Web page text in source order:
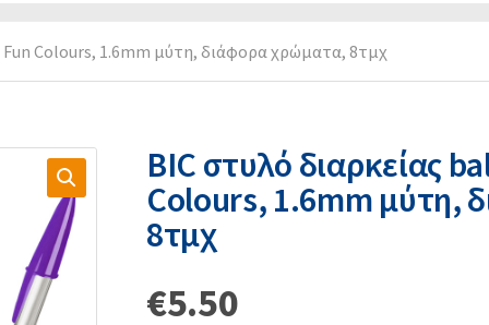
Colours, 1.6mm μύτη, διάφορα χρώματα, 8τμχ
BIC στυλό διαρκείας
Colours, 1.6mm μύτη,
8τμχ
€5.50